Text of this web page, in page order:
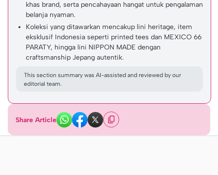
khas brand, serta pencahayaan hangat untuk pengalaman
belanja nyaman.
Koleksi yang ditawarkan mencakup lini heritage, item
eksklusif Indonesia seperti printed tees dan MEXICO 66
PARATY, hingga lini NIPPON MADE dengan
craftsmanship Jepang autentik.
This section summary was AI-assisted and reviewed by our
editorial team.
Share Article